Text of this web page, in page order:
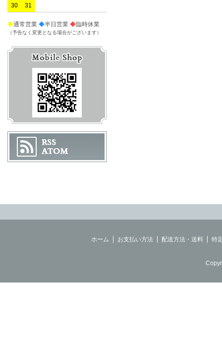
30
31
◆通常営業 ◆半日営業 ◆臨時休業
（予告なく変更となる場合がございます）
ホーム お支払い方法 配送方法・送料 特